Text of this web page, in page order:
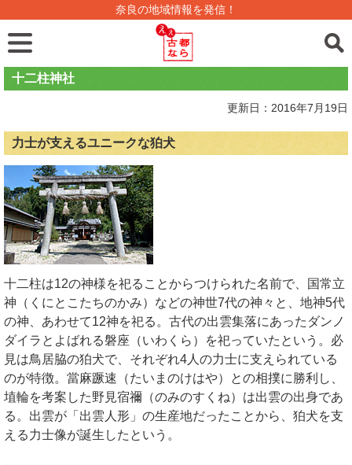
奈良の地域情報を発信！
十二柱神社
更新日：2016年7月19日
力士が支えるユニークな狛犬
十二柱は12の神様を祀ることからつけられた名前で、国常立
神（くにとこたちのかみ）などの神世7代の神々と、地神5代
の神、あわせて12神を祀る。古代の出雲集落にあったダンノ
ダイラとよばれる磐座（いわくら）を祀っていたという。必
見は鳥居脇の狛犬で、それぞれ4人の力士に支えられている
のが特徴。當麻蹶速（たいまのけはや）との相撲に勝利し、
埴輪を考案した野見宿禰（のみのすくね）は出雲の出身であ
る。出雲が「出雲人形」の生産地だったことから、狛犬を支
える力士像が誕生したという。